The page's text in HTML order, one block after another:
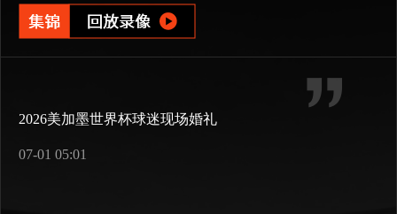
2026美加墨世界杯球迷现场婚礼
07-01 05:01